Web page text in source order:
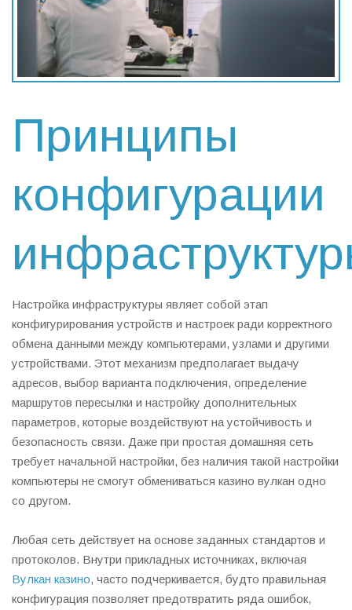
Принципы
конфигурации
Настройка инфраструктуры являет собой этап
конфигурирования устройств и настроек ради корректного
обмена данными между компьютерами, узлами и другими
устройствами. Этот механизм предполагает выдачу
адресов, выбор варианта подключения, определение
маршрутов пересылки и настройку дополнительных
параметров, которые воздействуют на устойчивость и
безопасность связи. Даже при простая домашняя сеть
требует начальной настройки, без наличия такой настройки
компьютеры не смогут обмениваться казино вулкан одно
со другом.
Любая сеть действует на основе заданных стандартов и
протоколов. Внутри прикладных источниках, включая
Вулкан казино, часто подчеркивается, будто правильная
конфигурация позволяет предотвратить ряда ошибок,